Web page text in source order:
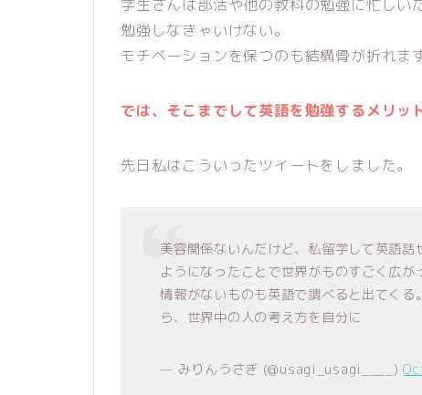
学生さんは部活や他の教科の勉強に忙し
勉強しなきゃいけない。
モチベーションを保つのも結構骨が折れます
では、そこまでして英語を勉強するメリッ
先日私はこういったツイートをしました。
美容関係ないんだけど、私留学して英語
ようになったことで世界がものすごく広
情報がないものも英語で調べると出てく
ら、世界中の人の考え方を自分に
— みりんうさぎ (@usagi_usagi____)